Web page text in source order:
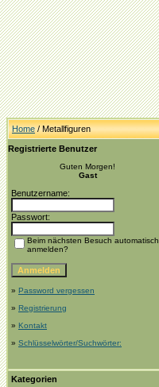
Home/ Metallfiguren
Registrierte Benutzer
Guten Morgen!
Gast
Benutzername:
Passwort:
Beim nächsten Besuch automatisch
anmelden?
» Password vergessen
» Registrierung
» Kontakt
» Schlüsselwörter/Suchwörter:
Kategorien